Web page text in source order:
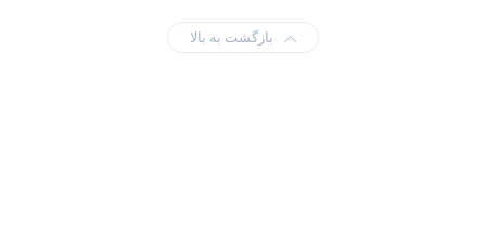
بازگشت به بالا